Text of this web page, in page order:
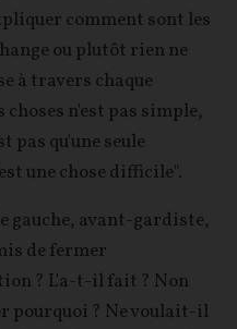
comment sont les
ou plutôt rien ne
à travers chaque
n'est pas simple,
pas qu'une seule
une chose difficile".
gauche, avant-gardiste,
de fermer
? L'a-t-il fait ? Non
pourquoi ? Ne voulait-il